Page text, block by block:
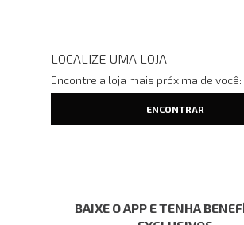
LOCALIZE UMA LOJA
Encontre a loja mais próxima de você:
BAIXE O APP E TENHA